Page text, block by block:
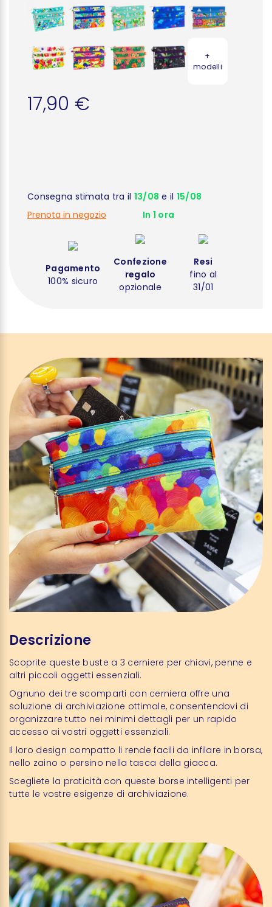
+
modelli
17,90 €
Consegna stimata tra il 13/08 e il 15/08
Prenota in negozio
In 1 ora
Pagamento
100% sicuro
Confezione
regalo
opzionale
Resi
fino al
31/01
Descrizione
Scoprite queste buste a 3 cerniere per chiavi, penne e
altri piccoli oggetti essenziali.
Ognuno dei tre scomparti con cerniera offre una
soluzione di archiviazione ottimale, consentendovi di
organizzare tutto nei minimi dettagli per un rapido
accesso ai vostri oggetti essenziali.
Il loro design compatto li rende facili da infilare in borsa,
nello zaino o persino nella tasca della giacca.
Scegliete la praticità con queste borse intelligenti per
tutte le vostre esigenze di archiviazione.